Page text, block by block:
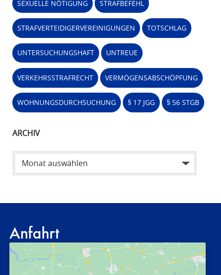
SEXUELLE NÖTIGUNG STRAFBEFEHL
STRAFVERTEIDIGERVEREINIGUNGEN TOTSCHLAG
UNTERSUCHUNGSHAFT UNTREUE
VERKEHRSSTRAFRECHT VERMÖGENSABSCHÖPFUNG
WOHNUNGSDURCHSUCHUNG § 17 JGG § 56 STGB
ARCHIV
Anfahrt